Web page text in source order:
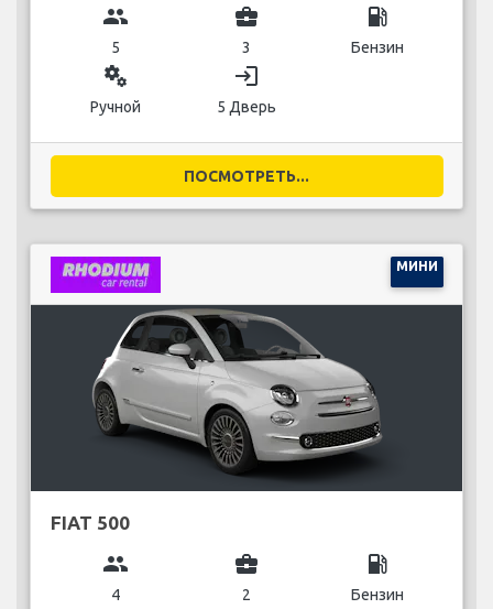
group
5
business_center
3
local_gas_station
Бензин
miscellaneous_services
Ручной
login
5 Дверь
ПОСМОТРЕТЬ...
МИНИ
FIAT 500
group
4
business_center
2
local_gas_station
Бензин